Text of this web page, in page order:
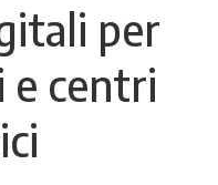
per
e centri